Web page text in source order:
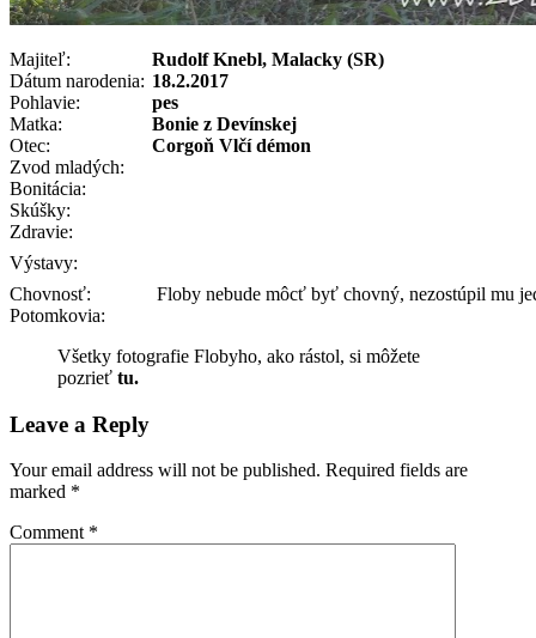
Majiteľ: Rudolf Knebl, Malacky (SR)
Dátum narodenia: 18.2.2017
Pohlavie:
pes
Matka:
Bonie z Devínskej
Otec:
Corgoň Vlčí démon
Zvod mladých:
Bonitácia:
Skúšky:
Zdravie:
Výstavy:
Chovnosť:
Floby nebude môcť byť chovný, nezostúpil mu
Potomkovia:
Všetky fotografie Flobyho, ako rástol, si môžete
pozrieť tu.
Leave a Reply
Your email address will not be published. Required fields are
marked *
Comment *